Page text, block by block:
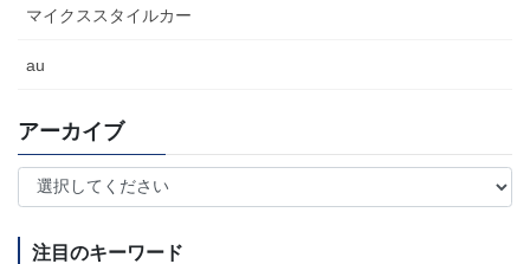
マイクススタイルカー
au
アーカイブ
注目のキーワード